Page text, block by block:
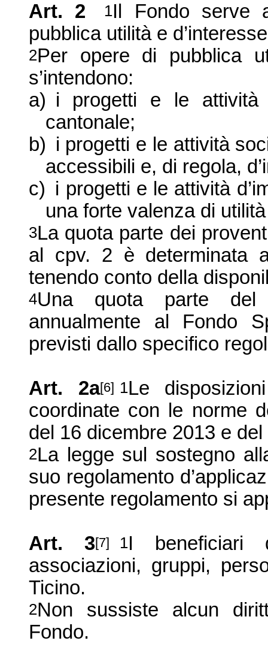
Art. 2 1Il Fondo serve
pubblica utilità e
2Per opere di pubblica
s’intendono:
a) i progetti e le attività
cantonale;
b) i progetti e le attività
accessibili e, di regola,
c) i progetti e le attività
una forte valenza di
3La quota parte dei
al cpv. 2 è determinata
tenendo conto della
4Una quota parte del
annualmente al Fondo
previsti dallo specifico
Art. 2a[6] 1Le
coordinate con le norme
del 16 dicembre 2013 e
2La legge sul sostegno
suo regolamento
presente regolamento si
Art. 3[7] 1I beneficiari
associazioni, gruppi,
Ticino.
2Non sussiste alcun
Fondo.